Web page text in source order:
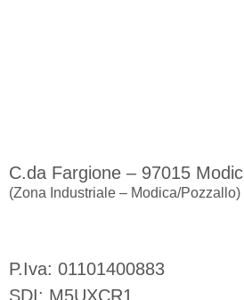
C.da Fargione – 97015
(Zona Industriale – Modica/Pozzallo)
P.Iva: 01101400883
SDI: M5UXCR1